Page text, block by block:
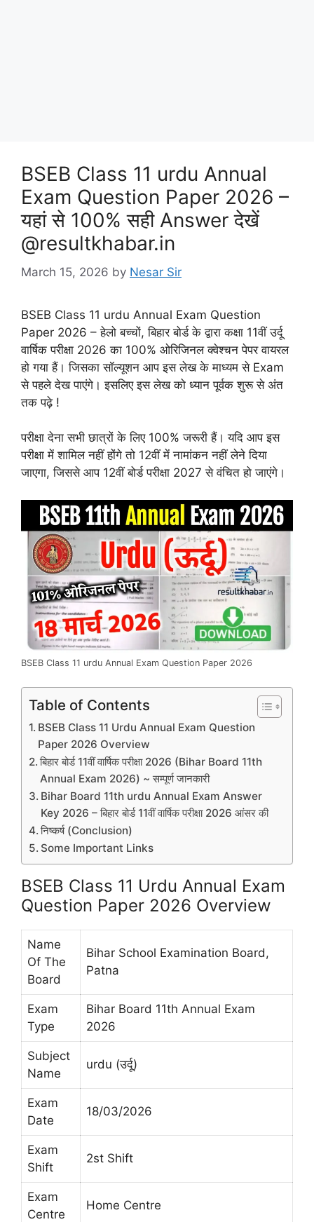
BSEB Class 11 urdu Annual
Exam Question Paper 2026 –
यहां से 100% सही Answer देखें
@resultkhabar.in
March 15, 2026 by Nesar Sir
BSEB Class 11 urdu Annual Exam Question
Paper 2026 – हेलो बच्चों, बिहार बोर्ड के द्वारा कक्षा 11वीं उर्दू
वार्षिक परीक्षा 2026 का 100% ओरिजिनल क्वेश्चन पेपर वायरल
हो गया हैं। जिसका सॉल्यूशन आप इस लेख के माध्यम से Exam
से पहले देख पाएंगे। इसलिए इस लेख को ध्यान पूर्वक शुरू से अंत
तक पढ़े !
परीक्षा देना सभी छात्रों के लिए 100% जरूरी हैं। यदि आप इस
परीक्षा में शामिल नहीं होंगे तो 12वीं में नामांकन नहीं लेने दिया
जाएगा, जिससे आप 12वीं बोर्ड परीक्षा 2027 से वंचित हो जाएंगे।
BSEB Class 11 urdu Annual Exam Question Paper 2026
Table of Contents
BSEB Class 11 Urdu Annual Exam Question
Paper 2026 Overview
बिहार बोर्ड 11वीं वार्षिक परीक्षा 2026 (Bihar Board 11th
Annual Exam 2026) ~ सम्पूर्ण जानकारी
Bihar Board 11th urdu Annual Exam Answer
Key 2026 – बिहार बोर्ड 11वीं वार्षिक परीक्षा 2026 आंसर की
निष्कर्ष (Conclusion)
Some Important Links
BSEB Class 11 Urdu Annual Exam
Question Paper 2026 Overview
Name
Of The
Board
Bihar School Examination Board,
Patna
Exam
Type
Bihar Board 11th Annual Exam
2026
Subject
Name
urdu (उर्दू)
Exam
Date
18/03/2026
Exam
Shift
2st Shift
Exam
Centre
Home Centre